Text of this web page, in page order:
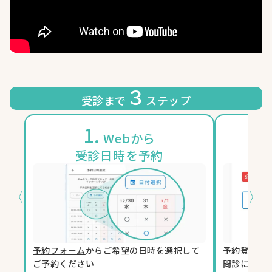
受診まで３ステップ
〈
1. Webから
受診日時を予約
予約フォームからご希望の日時を選択して
ご予約ください
予約登録時
問診に回答
〉